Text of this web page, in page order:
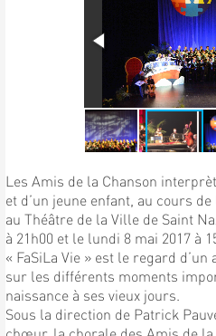
Les Amis de la Chanson
et d’un jeune enfant, au cours
au Théâtre de la Ville de Saint
à 21h00 et le lundi 8 mai 2017 à
« FaSiLa Vie » est le regard
sur les différents moments
naissance à ses vieux jours.
Sous la direction de Patrick